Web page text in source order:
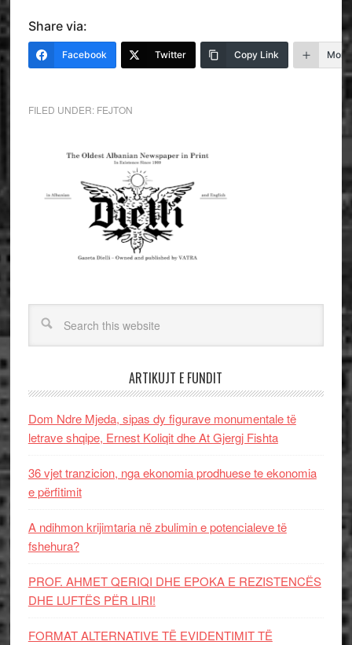
Share via:
Facebook Twitter Copy Link More
FILED UNDER: FEJTON
ARTIKUJT E FUNDIT
Dom Ndre Mjeda, sipas dy figurave monumentale të
letrave shqipe, Ernest Koliqit dhe At Gjergj Fishta
36 vjet tranzicion, nga ekonomia prodhuese te ekonomia
e përfitimit
A ndihmon krijimtaria në zbulimin e potencialeve të
fshehura?
PROF. AHMET QERIQI DHE EPOKA E REZISTENCЁS
DHE LUFTЁS PЁR LIRI!
FORMAT ALTERNATIVE TË EVIDENTIMIT TË